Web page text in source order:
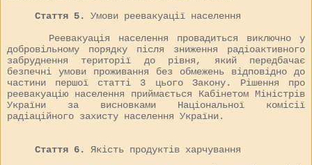
Стаття 5.
Умови реевакуації населення
Реевакуація населення провадиться виключно у
добровільному порядку після зниження радіоактивного
забруднення території до рівня, який передбачає
безпечні умови проживання без обмежень відповідно до
частини першої статті 3 цього Закону. Рішення про
реевакуацію населення приймається Кабінетом Міністрів
України за висновками Національної комісії
радіаційного захисту населення України.
Стаття 6.
Якість продуктів харчування